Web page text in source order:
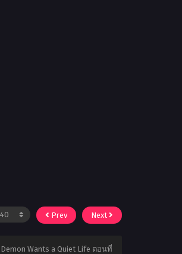
Prev Next
Wants a Quiet Life ตอนที่